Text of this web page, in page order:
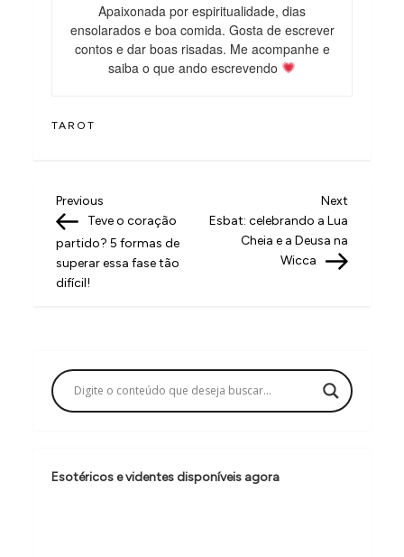
Apaixonada por espiritualidade, dias
ensolarados e boa comida. Gosta de escrever
contos e dar boas risadas. Me acompanhe e
saiba o que ando escrevendo
TAROT
N
a
v
e
ç
ã
d
Previous
Post
Previous
Teve o coração
partido? 5 formas de
superar essa fase tão
difícil!
Next
Post
Next
Esbat: celebrando a Lua
Cheia e a Deusa na
Wicca
Esotéricos e videntes disponíveis agora